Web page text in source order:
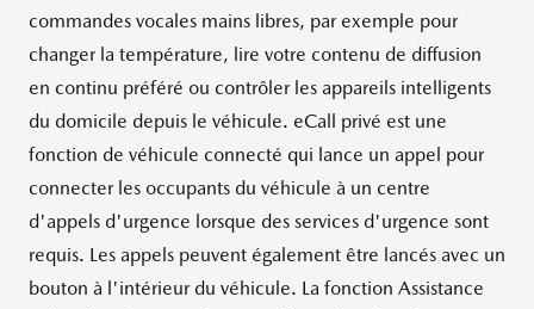
commandes vocales mains libres, par exemple pour
changer la température, lire votre contenu de diffusion
en continu préféré ou contrôler les appareils intelligents
du domicile depuis le véhicule. eCall privé est une
fonction de véhicule connecté qui lance un appel pour
connecter les occupants du véhicule à un centre
d'appels d'urgence lorsque des services d'urgence sont
requis. Les appels peuvent également être lancés avec un
bouton à l'intérieur du véhicule. La fonction Assistance